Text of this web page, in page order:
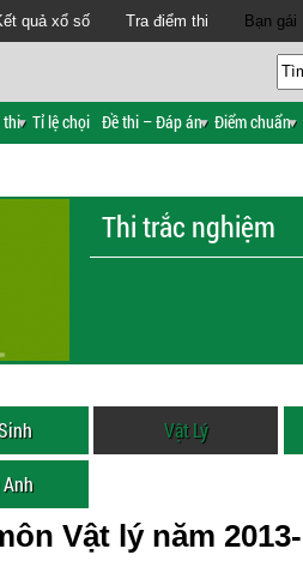
quả xổ số Tra điểm thi Bạn gái
thi Tỉ lệ chọi Đề thi – Đáp án Điểm chuẩn
Thi trắc nghiệm
Vật Lý
Vật lý năm